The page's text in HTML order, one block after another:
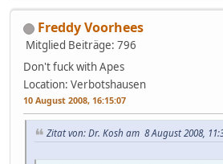
Freddy Voorhees
Mitglied Beiträge: 796
Don't fuck with Apes
Location: Verbotshausen
10 August 2008, 16:15:07
Zitat von: Dr. Kosh am 8 August 2008,